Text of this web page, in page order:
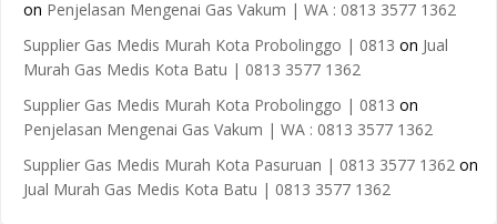
on Penjelasan Mengenai Gas Vakum | WA : 0813 3577 1362
Supplier Gas Medis Murah Kota Probolinggo | 0813 on Jual
Murah Gas Medis Kota Batu | 0813 3577 1362
Supplier Gas Medis Murah Kota Probolinggo | 0813 on
Penjelasan Mengenai Gas Vakum | WA : 0813 3577 1362
Supplier Gas Medis Murah Kota Pasuruan | 0813 3577 1362 on
Jual Murah Gas Medis Kota Batu | 0813 3577 1362